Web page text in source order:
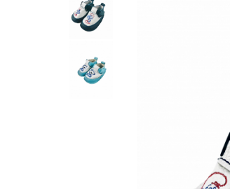
School Colection